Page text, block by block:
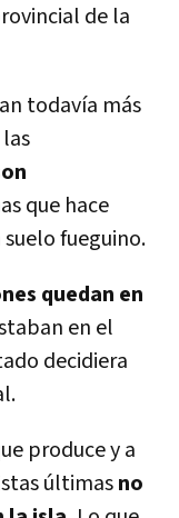
de la
todavía más
que hace
fueguino.
quedan en
en el
decidiera
produce y a
últimasno